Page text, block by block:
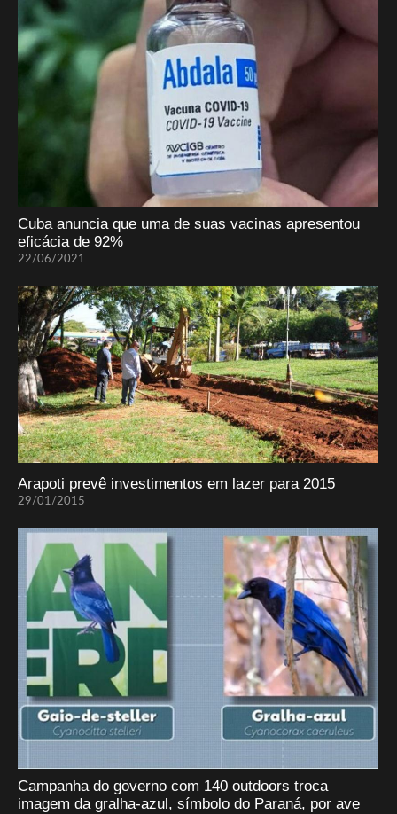
Cuba anuncia que uma de suas vacinas apresentou
eficácia de 92%
22/06/2021
Arapoti prevê investimentos em lazer para 2015
29/01/2015
Campanha do governo com 140 outdoors troca
imagem da gralha-azul, símbolo do Paraná, por ave